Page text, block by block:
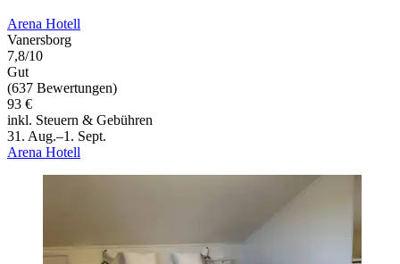
Arena Hotell
Vanersborg
7,8/10
Gut
(637 Bewertungen)
93 €
inkl. Steuern & Gebühren
31. Aug.–1. Sept.
Arena Hotell